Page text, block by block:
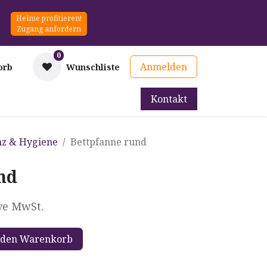
Heime profitieren!
Zugang anfordern
0
Wunschliste Anmelden
Mieten
Kontakt
& Hygiene Bettpfanne rund
MwSt.
Warenkorb